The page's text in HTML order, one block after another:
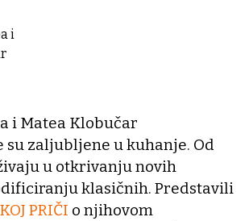
i
i Matea Klobučar
su zaljubljene u kuhanje. Od
u otkrivanju novih
klasičnih. Predstavili
PRIČI o njihovom